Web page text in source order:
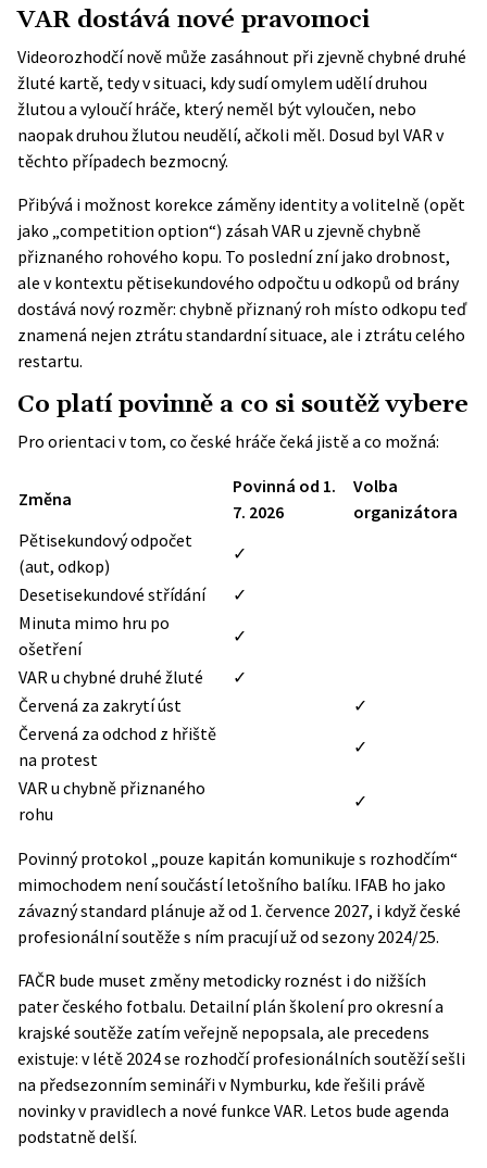
VAR dostává nové pravomoci
Videorozhodčí nově může zasáhnout při zjevně chybné druhé
žluté kartě, tedy v situaci, kdy sudí omylem udělí druhou
žlutou a vyloučí hráče, který neměl být vyloučen, nebo
naopak druhou žlutou neudělí, ačkoli měl. Dosud byl VAR v
těchto případech bezmocný.
Přibývá i možnost korekce záměny identity a volitelně (opět
jako „competition option“) zásah VAR u zjevně chybně
přiznaného rohového kopu. To poslední zní jako drobnost,
ale v kontextu pětisekundového odpočtu u odkopů od brány
dostává nový rozměr: chybně přiznaný roh místo odkopu teď
znamená nejen ztrátu standardní situace, ale i ztrátu celého
restartu.
Co platí povinně a co si soutěž vybere
Pro orientaci v tom, co české hráče čeká jistě a co možná:
Změna
Povinná od 1.
7. 2026
Volba
organizátora
Pětisekundový odpočet
(aut, odkop)
✓
Desetisekundové střídání
✓
Minuta mimo hru po
ošetření
✓
VAR u chybné druhé žluté
✓
Červená za zakrytí úst
✓
Červená za odchod z hřiště
na protest
✓
VAR u chybně přiznaného
rohu
✓
Povinný protokol „pouze kapitán komunikuje s rozhodčím“
mimochodem není součástí letošního balíku. IFAB ho jako
závazný standard plánuje až od 1. července 2027, i když české
profesionální soutěže s ním pracují už od sezony 2024/25.
FAČR bude muset změny metodicky roznést i do nižších
pater českého fotbalu. Detailní plán školení pro okresní a
krajské soutěže zatím veřejně nepopsala, ale precedens
existuje: v létě 2024 se rozhodčí profesionálních soutěží sešli
na předsezonním semináři v Nymburku, kde řešili právě
novinky v pravidlech a nové funkce VAR. Letos bude agenda
podstatně delší.